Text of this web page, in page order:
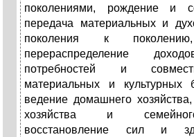
поколениями, рождение и
передача материальных и
поколения к поколению,
перераспределение
потребностей и
материальных и культурных
ведение домашнего
хозяйства и
восстановление сил и